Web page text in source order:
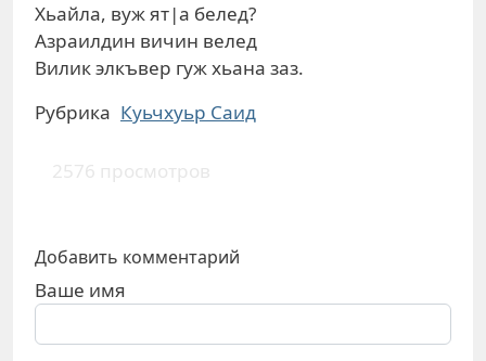
Хьайла, вуж ят|а белед?
Азраилдин вичин велед
Вилик элкъвер гуж хьана заз.
Рубрика Куьчхуьр Саид
2576 просмотров
Добавить комментарий
Ваше имя